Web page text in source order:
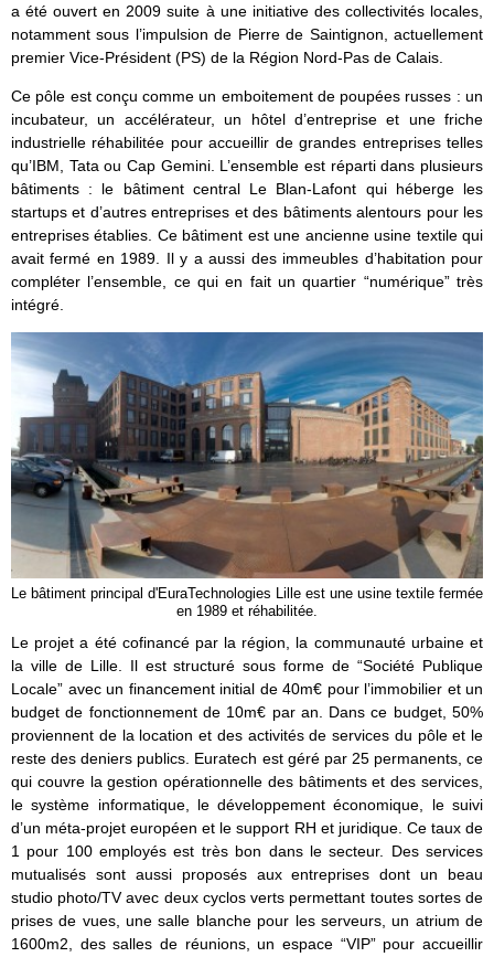
a été ouvert en 2009 suite à une initiative des collectivités locales,
notamment sous l’impulsion de Pierre de Saintignon, actuellement
premier Vice-Président (PS) de la Région Nord-Pas de Calais.
Ce pôle est conçu comme un emboitement de poupées russes : un
incubateur, un accélérateur, un hôtel d’entreprise et une friche
industrielle réhabilitée pour accueillir de grandes entreprises telles
qu’IBM, Tata ou Cap Gemini. L’ensemble est réparti dans plusieurs
bâtiments : le bâtiment central Le Blan-Lafont qui héberge les
startups et d’autres entreprises et des bâtiments alentours pour les
entreprises établies. Ce bâtiment est une ancienne usine textile qui
avait fermé en 1989. Il y a aussi des immeubles d’habitation pour
compléter l’ensemble, ce qui en fait un quartier “numérique” très
intégré.
Le bâtiment principal d'EuraTechnologies Lille est une usine textile fermée
en 1989 et réhabilitée.
Le projet a été cofinancé par la région, la communauté urbaine et
la ville de Lille. Il est structuré sous forme de “Société Publique
Locale” avec un financement initial de 40m€ pour l’immobilier et un
budget de fonctionnement de 10m€ par an. Dans ce budget, 50%
proviennent de la location et des activités de services du pôle et le
reste des deniers publics. Euratech est géré par 25 permanents, ce
qui couvre la gestion opérationnelle des bâtiments et des services,
le système informatique, le développement économique, le suivi
d’un méta-projet européen et le support RH et juridique. Ce taux de
1 pour 100 employés est très bon dans le secteur. Des services
mutualisés sont aussi proposés aux entreprises dont un beau
studio photo/TV avec deux cyclos verts permettant toutes sortes de
prises de vues, une salle blanche pour les serveurs, un atrium de
1600m2, des salles de réunions, un espace “VIP” pour accueillir